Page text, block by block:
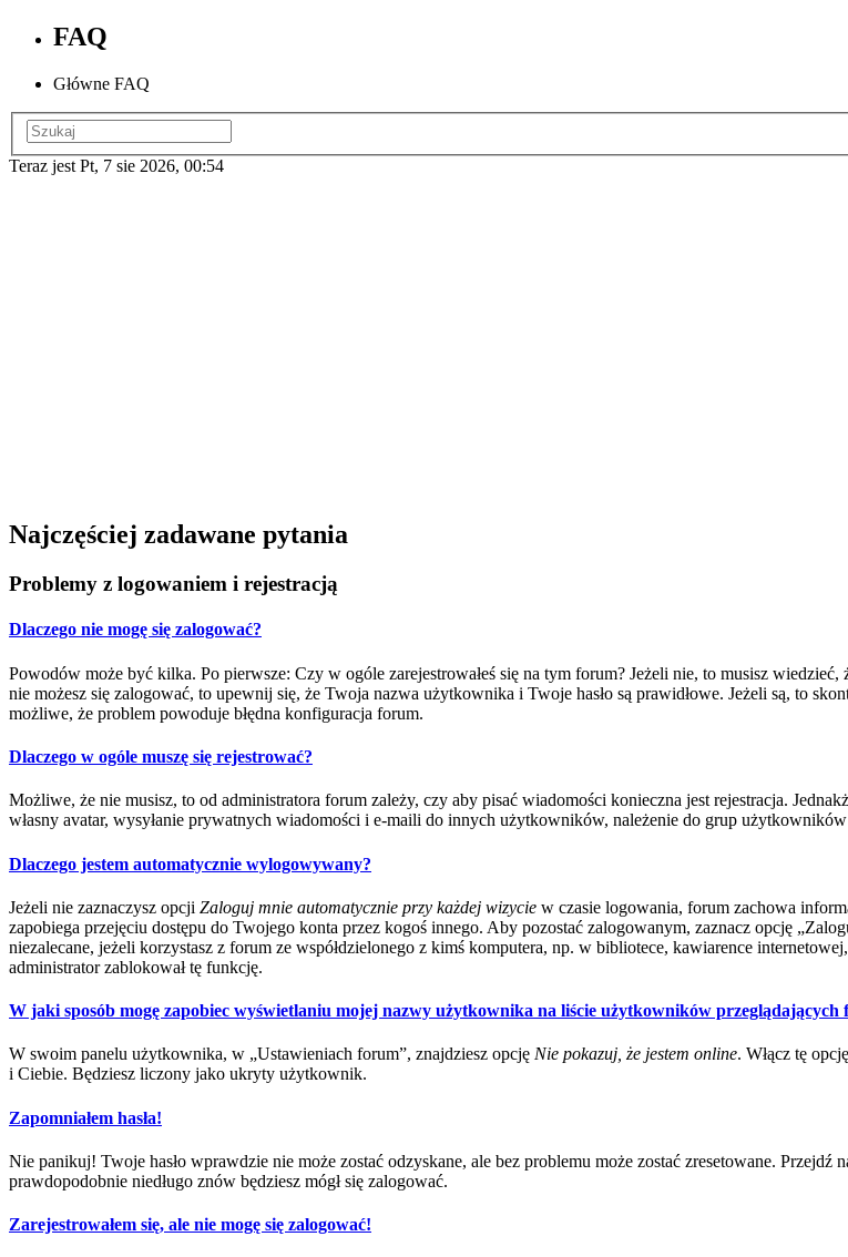
FAQ
Główne FAQ
Teraz jest Pt, 7 sie 2026, 00:54
Najczęściej zadawane pytania
Problemy z logowaniem i rejestracją
Dlaczego nie mogę się zalogować?
Powodów może być kilka. Po pierwsze: Czy w ogóle zarejestrowałeś się na tym forum? Jeżeli nie, to musisz
nie możesz się zalogować, to upewnij się, że Twoja nazwa użytkownika i Twoje hasło są prawidłowe. Jeżeli są, to
możliwe, że problem powoduje błędna konfiguracja forum.
Dlaczego w ogóle muszę się rejestrować?
Możliwe, że nie musisz, to od administratora forum zależy, czy aby pisać wiadomości konieczna jest rejestracja.
własny avatar, wysyłanie prywatnych wiadomości i e-maili do innych użytkowników, należenie do grup
Dlaczego jestem automatycznie wylogowywany?
Jeżeli nie zaznaczysz opcji Zaloguj mnie automatycznie przy każdej wizycie w czasie logowania, forum zachowa
zapobiega przejęciu dostępu do Twojego konta przez kogoś innego. Aby pozostać zalogowanym, zaznacz opcję
niezalecane, jeżeli korzystasz z forum ze współdzielonego z kimś komputera, np. w bibliotece, kawiarence
administrator zablokował tę funkcję.
W jaki sposób mogę zapobiec wyświetlaniu mojej nazwy użytkownika na liście użytkowników przeglądających
W swoim panelu użytkownika, w „Ustawieniach forum”, znajdziesz opcję Nie pokazuj, że jestem online. Włącz tę
i Ciebie. Będziesz liczony jako ukryty użytkownik.
Zapomniałem hasła!
Nie panikuj! Twoje hasło wprawdzie nie może zostać odzyskane, ale bez problemu może zostać zresetowane.
prawdopodobnie niedługo znów będziesz mógł się zalogować.
Zarejestrowałem się, ale nie mogę się zalogować!